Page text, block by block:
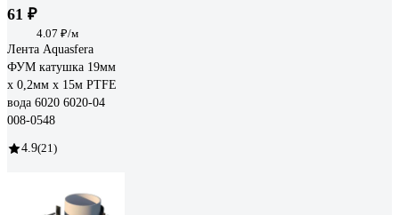
61 ₽
4.07 ₽/м
Лента Aquasfera
ФУМ катушка 19мм
х 0,2мм х 15м PTFE
вода 6020 6020-04
008-0548
4.9(21)